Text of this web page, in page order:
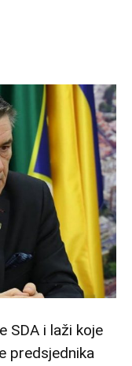
SDA i laži koje
predsjednika